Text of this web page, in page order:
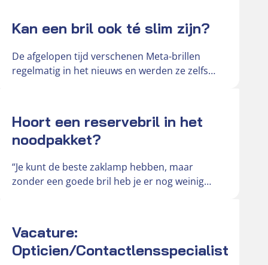
Kan een bril ook té slim zijn?
De afgelopen tijd verschenen Meta-brillen
regelmatig in het nieuws en werden ze zelfs
Hoort een reservebril in het
noodpakket?
“Je kunt de beste zaklamp hebben, maar
zonder een goede bril heb je er nog weinig
Vacature:
Opticien/Contactlensspecialist